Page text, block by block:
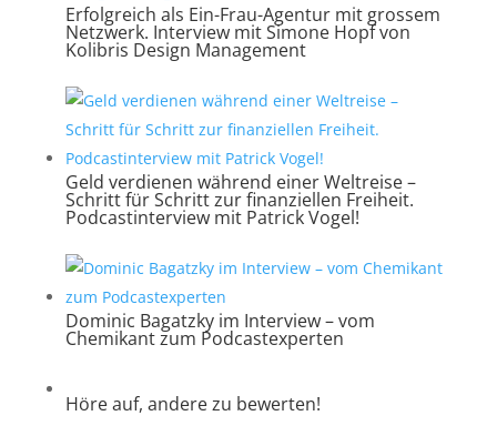
Erfolgreich als Ein-Frau-Agentur mit grossem
Netzwerk. Interview mit Simone Hopf von
Kolibris Design Management
Geld verdienen während einer Weltreise –
Schritt für Schritt zur finanziellen Freiheit.
Podcastinterview mit Patrick Vogel!
Dominic Bagatzky im Interview – vom
Chemikant zum Podcastexperten
Höre auf, andere zu bewerten!